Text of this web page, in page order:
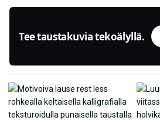
Tee taustakuvia tekoälyllä.